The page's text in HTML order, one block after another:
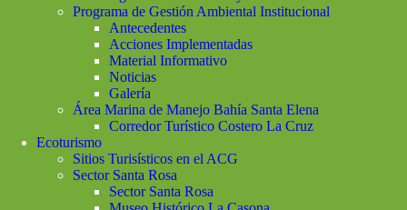
Programa de Gestión Ambiental Institucional
Antecedentes
Acciones Implementadas
Material Informativo
Noticias
Galería
Área Marina de Manejo Bahía Santa Elena
Corredor Turístico Costero La Cruz
Ecoturismo
Sitios Turisísticos en el ACG
Sector Santa Rosa
Sector Santa Rosa